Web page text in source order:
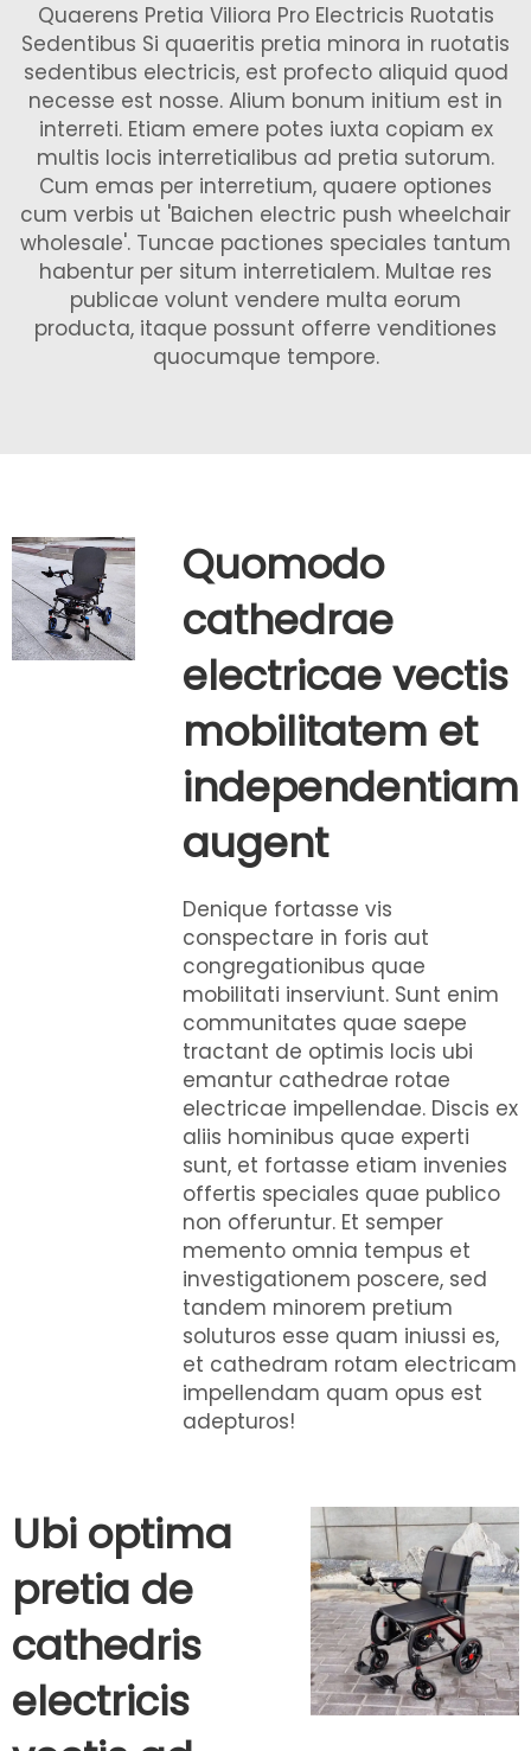
Quaerens Pretia Viliora Pro Electricis Ruotatis
Sedentibus Si quaeritis pretia minora in ruotatis
sedentibus electricis, est profecto aliquid quod
necesse est nosse. Alium bonum initium est in
interreti. Etiam emere potes iuxta copiam ex
multis locis interretialibus ad pretia sutorum.
Cum emas per interretium, quaere optiones
cum verbis ut 'Baichen electric push wheelchair
wholesale'. Tuncae pactiones speciales tantum
habentur per situm interretialem. Multae res
publicae volunt vendere multa eorum
producta, itaque possunt offerre venditiones
quocumque tempore.
Quomodo
cathedrae
electricae vectis
mobilitatem et
independentiam
augent
Denique fortasse vis
conspectare in foris aut
congregationibus quae
mobilitati inserviunt. Sunt enim
communitates quae saepe
tractant de optimis locis ubi
emantur cathedrae rotae
electricae impellendae. Discis ex
aliis hominibus quae experti
sunt, et fortasse etiam invenies
offertis speciales quae publico
non offeruntur. Et semper
memento omnia tempus et
investigationem poscere, sed
tandem minorem pretium
soluturos esse quam iniussi es,
et cathedram rotam electricam
impellendam quam opus est
adepturos!
Ubi optima
pretia de
cathedris
electricis